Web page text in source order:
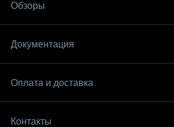
Обзоры
Документация
Оплата и доставка
Контакты